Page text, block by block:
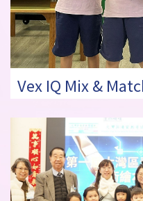
Vex IQ Mix &